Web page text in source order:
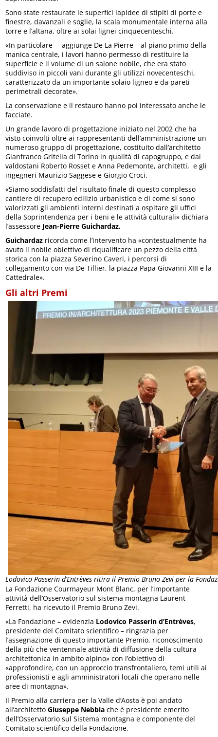
Sono state restaurate le superfici lapidee di stipiti di porte e
finestre, davanzali e soglie, la scala monumentale interna alla
torre e l’altana, oltre ai solai lignei cinquecenteschi.
«In particolare – aggiunge De La Pierre – al piano primo della
manica centrale, i lavori hanno permesso di restituire la
superficie e il volume di un salone nobile, che era stato
suddiviso in piccoli vani durante gli utilizzi novecenteschi,
caratterizzato da un importante solaio ligneo e da pareti
perimetrali decorate».
La conservazione e il restauro hanno poi interessato anche le
facciate.
Un grande lavoro di progettazione iniziato nel 2002 che ha
visto coinvolti oltre ai rappresentanti dell’amministrazione un
numeroso gruppo di progettazione, costituito dall’architetto
Gianfranco Gritella di Torino in qualità di capogruppo, e dai
valdostani Roberto Rosset e Anna Pedemonte, architetti, e gli
ingegneri Maurizio Saggese e Giorgio Croci.
«Siamo soddisfatti del risultato finale di questo complesso
cantiere di recupero edilizio urbanistico e di come si sono
valorizzati gli ambienti interni destinati a ospitare gli uffici
della Soprintendenza per i beni e le attività culturali» dichiara
l’assessore Jean-Pierre Guichardaz.
Guichardaz ricorda come l’intervento ha «contestualmente ha
avuto il nobile obiettivo di riqualificare un pezzo della città
storica con la piazza Severino Caveri, i percorsi di
collegamento con via De Tillier, la piazza Papa Giovanni XIII e la
Cattedrale».
Gli altri Premi
Lodovico Passerin d’Entrèves ritira il Premio Bruno Zevi per la
La Fondazione Courmayeur Mont Blanc, per l’importante
attività dell’Osservatorio sul sistema montagna Laurent
Ferretti, ha ricevuto il Premio Bruno Zevi.
«La Fondazione – evidenzia Lodovico Passerin d’Entrèves,
presidente del Comitato scientifico – ringrazia per
l’assegnazione di questo importante Premio, riconoscimento
della più che ventennale attività di diffusione della cultura
architettonica in ambito alpino» con l’obiettivo di
«approfondire, con un approccio transfrontaliero, temi utili ai
professionisti e agli amministratori locali che operano nelle
aree di montagna».
Il Premio alla carriera per la Valle d’Aosta è poi andato
all’architetto Giuseppe Nebbiache è presidente emerito
dell’Osservatorio sul Sistema montagna e componente del
Comitato scientifico della Fondazione.